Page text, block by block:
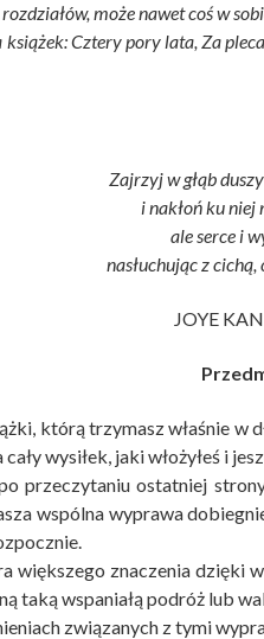
może nawet coś w
Cztery pory lata, Za
Zajrzyj w głąb
i nakłoń ku niej
ale serce i
nasłuchując z
JOYE
którą trzymasz właśnie w
wysiłek, jaki włożyłeś i
przeczytaniu ostatniej
wspólna wyprawa
większego znaczenia dzięki
taką wspaniałą podróż lub
związanych z tymi